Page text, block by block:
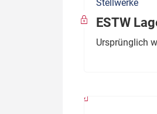
Dossier:
Dossier: ETCS
Stellwerke
ESTW
Ursprünglich